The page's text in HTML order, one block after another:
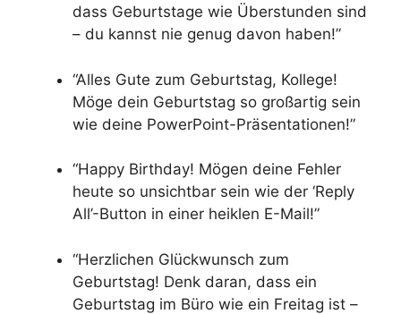
dass Geburtstage wie Überstunden sind
– du kannst nie genug davon haben!”
“Alles Gute zum Geburtstag, Kollege!
Möge dein Geburtstag so großartig sein
wie deine PowerPoint-Präsentationen!”
“Happy Birthday! Mögen deine Fehler
heute so unsichtbar sein wie der ‘Reply
All’-Button in einer heiklen E-Mail!”
“Herzlichen Glückwunsch zum
Geburtstag! Denk daran, dass ein
Geburtstag im Büro wie ein Freitag ist –